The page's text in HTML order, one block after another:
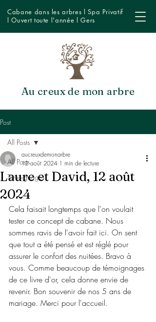
Au creux de mon arbre
Cabane dans les arbres l Spa Privatif
l Ouvert toute l'année l Gers
Post
All Posts
Témoignages
All Posts
Laure et David, 12 août
2024
aucreuxdemonarbre
12 août 2024 1 min de lecture
Cela faisait longtemps que l'on voulait
tester ce concept de cabane. Nous
sommes ravis de l'avoir fait ici. On sent
que tout a été pensé et est réglé pour
assurer le confort des nuitées. Bravo à
vous. Comme beaucoup de témoignages
de ce livre d'or, cela donne envie de
revenir. Bon souvenir de nos 5 ans de
mariage. Merci pour l'accueil.